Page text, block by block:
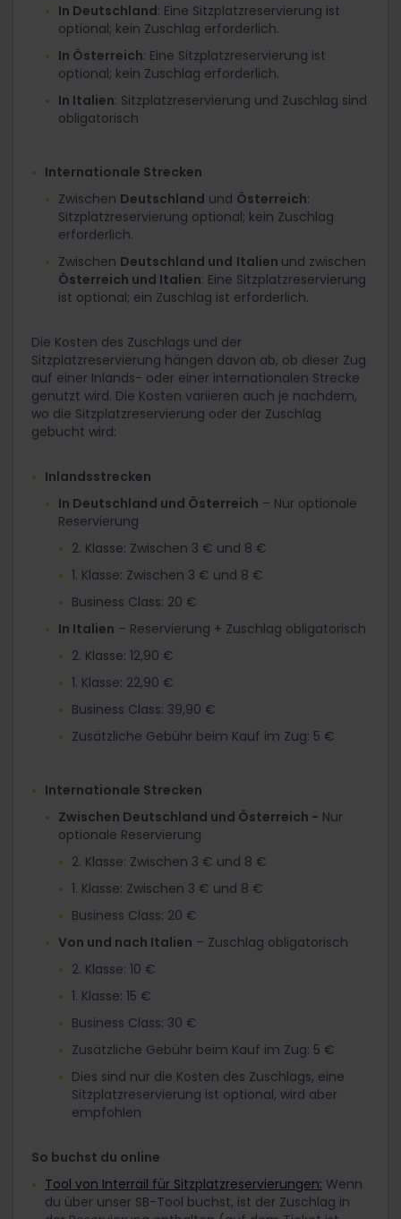
In Deutschland: Eine Sitzplatzreservierung ist
optional; kein Zuschlag erforderlich.
In Österreich: Eine Sitzplatzreservierung ist
optional; kein Zuschlag erforderlich.
In Italien: Sitzplatzreservierung und Zuschlag sind
obligatorisch
Internationale Strecken
Zwischen Deutschland und Österreich:
Sitzplatzreservierung optional; kein Zuschlag
erforderlich.
Zwischen Deutschland und Italien und zwischen
Österreich und Italien: Eine Sitzplatzreservierung
ist optional; ein Zuschlag ist erforderlich.
Die Kosten des Zuschlags und der
Sitzplatzreservierung hängen davon ab, ob dieser Zug
auf einer Inlands- oder einer internationalen Strecke
genutzt wird. Die Kosten variieren auch je nachdem,
wo die Sitzplatzreservierung oder der Zuschlag
gebucht wird:
Inlandsstrecken
In Deutschland und Österreich – Nur optionale
Reservierung
2. Klasse: Zwischen 3 € und 8 €
1. Klasse: Zwischen 3 € und 8 €
Business Class: 20 €
In Italien – Reservierung + Zuschlag obligatorisch
2. Klasse: 12,90 €
1. Klasse: 22,90 €
Business Class: 39,90 €
Zusätzliche Gebühr beim Kauf im Zug: 5 €
Internationale Strecken
Zwischen Deutschland und Österreich - Nur
optionale Reservierung
2. Klasse: Zwischen 3 € und 8 €
1. Klasse: Zwischen 3 € und 8 €
Business Class: 20 €
Von und nach Italien – Zuschlag obligatorisch
2. Klasse: 10 €
1. Klasse: 15 €
Business Class: 30 €
Zusätzliche Gebühr beim Kauf im Zug: 5 €
Dies sind nur die Kosten des Zuschlags, eine
Sitzplatzreservierung ist optional, wird aber
empfohlen
So buchst du online
Tool von Interrail für Sitzplatzreservierungen: Wenn
du über unser SB-Tool buchst, ist der Zuschlag in